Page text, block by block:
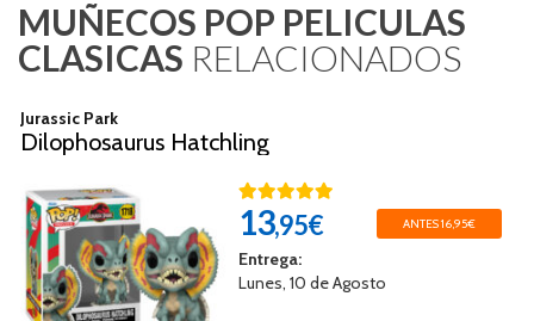
MUÑECOS POP PELICULAS
CLASICAS RELACIONADOS
Jurassic Park
Dilophosaurus Hatchling
13,95€ ANTES 16,95€
Entrega:
Lunes, 10 de Agosto